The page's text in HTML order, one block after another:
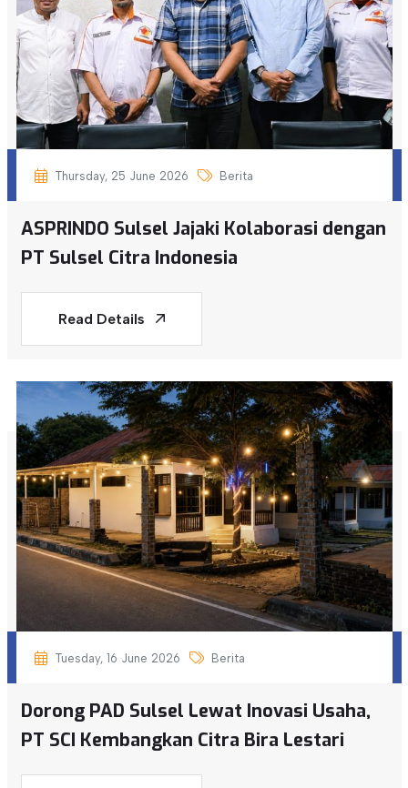
Thursday, 25 June 2026 Berita
ASPRINDO Sulsel Jajaki Kolaborasi dengan
PT Sulsel Citra Indonesia
Read Details
Tuesday, 16 June 2026 Berita
Dorong PAD Sulsel Lewat Inovasi Usaha,
PT SCI Kembangkan Citra Bira Lestari